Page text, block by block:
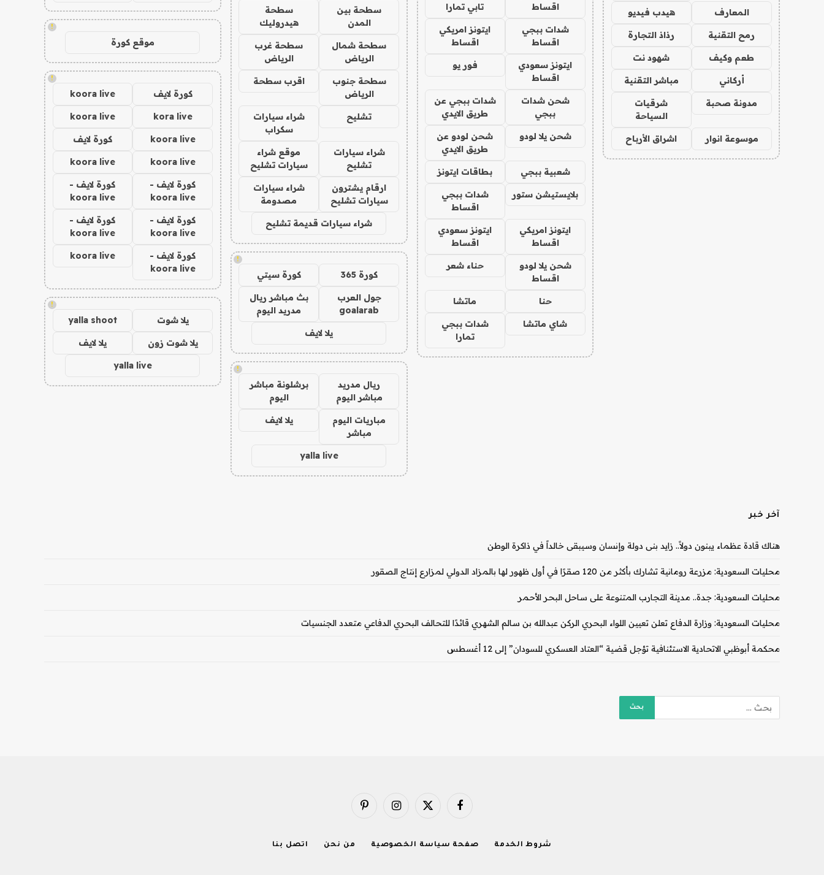
المعارف هيدب فيديو
رمح التقنية رذاذ التجارة
طعم وكيف شهود نت
أركاني مباشر التقنية
مدونة صحبة
شرقيات
السياحة
موسوعة انوار اشراق الأرباح
اقساط
تابي تمارا
شدات ببجي
اقساط
ايتونز امريكي
اقساط
ايتونز سعودي
اقساط
فور يو
شحن شدات
ببجي
شدات ببجي عن
طريق الايدي
شحن يلا لودو
شحن لودو عن
طريق الايدي
شعبية ببجي بطاقات ايتونز
بلايستيشن ستور
شدات ببجي
اقساط
ايتونز امريكي
اقساط
ايتونز سعودي
اقساط
شحن يلا لودو
اقساط
حناء شعر
حنا ماتشا
شاي ماتشا
شدات ببجي
تمارا
سطحة بين
المدن
سطحة
هيدروليك
سطحة شمال
الرياض
سطحة غرب
الرياض
سطحة جنوب
الرياض
اقرب سطحة
تشليح
شراء سيارات
سكراب
شراء سيارات
تشليح
موقع شراء
سيارات تشليح
ارقام يشترون
سيارات تشليح
شراء سيارات
مصدومة
شراء سيارات قديمة تشليح
!
كورة 365 كورة سيتي
جول العرب
goalarab
بث مباشر ريال
مدريد اليوم
يلا لايف
!
ريال مدريد
مباشر اليوم
برشلونة مباشر
اليوم
مباريات اليوم
مباشر
يلا لايف
yalla live
!
موقع كورة
!
كورة لايف koora live
kora live
koora live
koora live كورة لايف
koora live
koora live
كورة لايف -
koora live
كورة لايف -
koora live
كورة لايف -
koora live
كورة لايف -
koora live
كورة لايف -
koora live
koora live
!
يلا شوت yalla shoot
يلا شوت زون يلا لايف
yalla live
آخر خبر
هناك قادة عظماء يبنون دولاً.. زايد بنى دولة وإنسان وسيبقى خالداً في ذاكرة الوطن
محليات السعودية: مزرعة رومانية تشارك بأكثر من 120 صقرًا في أول ظهور لها بالمزاد الدولي لمزارع إنتاج الصقور
محليات السعودية: جدة.. مدينة التجارب المتنوعة على ساحل البحر الأحمر
محليات السعودية: وزارة الدفاع تعلن تعيين اللواء البحري الركن عبدالله بن سالم الشهري قائدًا للتحالف البحري الدفاعي متعدد الجنسيات
محكمة أبوظبي الاتحادية الاستئنافية تؤجل قضية “العتاد العسكري للسودان” إلى 12 أغسطس
فيسبوك X
الانستغرامبينتيريست
شروط الخدمة صفحة سياسة الخصوصية من نحن اتصل بنا